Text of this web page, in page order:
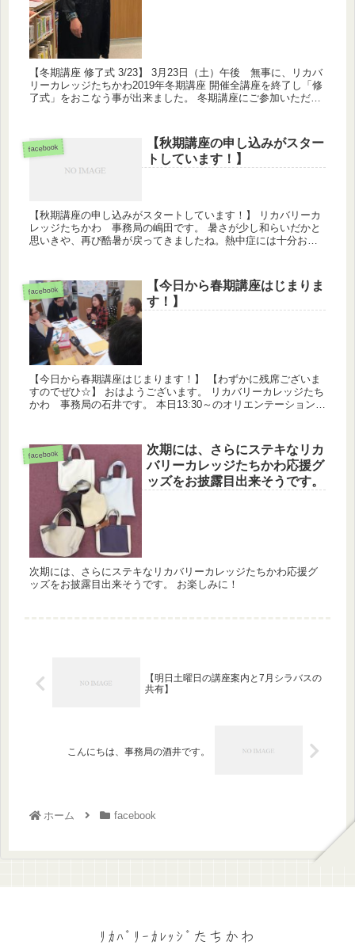
【冬期講座 修了式 3/23】 3月23日（土）午後 無事に、リカバ
リーカレッジたちかわ2019年冬期講座 開催全講座を終了し「修
了式」をおこなう事が出来ました。 冬期講座にご参加いただい
facebook
【秋期講座の申し込みがスター
トしています！】
【秋期講座の申し込みがスタートしています！】 リカバリーカ
レッジたちかわ 事務局の嶋田です。 暑さが少し和らいだかと
思いきや、再び酷暑が戻ってきましたね。熱中症には十分お気
facebook
【今日から春期講座はじまりま
す！】
【今日から春期講座はじまります！】 【わずかに残席ございま
すのでぜひ☆】 おはようございます。 リカバリーカレッジたち
かわ 事務局の石井です。 本日13:30～のオリエンテーションを
facebook
次期には、さらにステキなリカ
バリーカレッジたちかわ応援グ
ッズをお披露目出来そうです。
次期には、さらにステキなリカバリーカレッジたちかわ応援グ
ッズをお披露目出来そうです。 お楽しみに！
【明日土曜日の講座案内と7月シラバスの
共有】
こんにちは、事務局の酒井です。
ホーム facebook
ﾘｶﾊﾞﾘｰｶﾚｯｼﾞたちかわ